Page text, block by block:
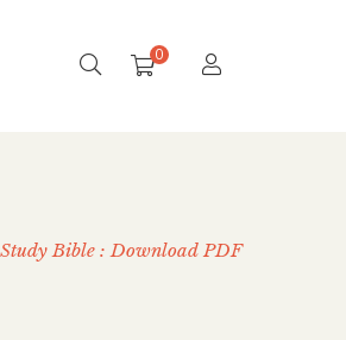
0
Bible : Download PDF